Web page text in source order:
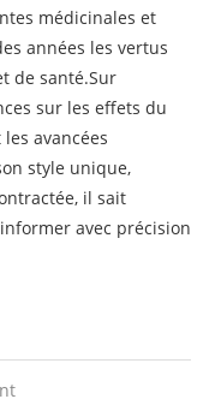
médicinales et
années les vertus
de santé.Sur
sur les effets du
avancées
style unique,
il sait
avec précision